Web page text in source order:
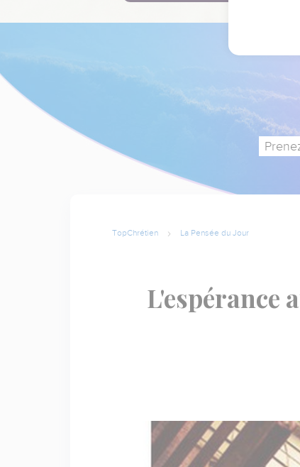
TopChrétien La Pensée du Jour
L'espérance